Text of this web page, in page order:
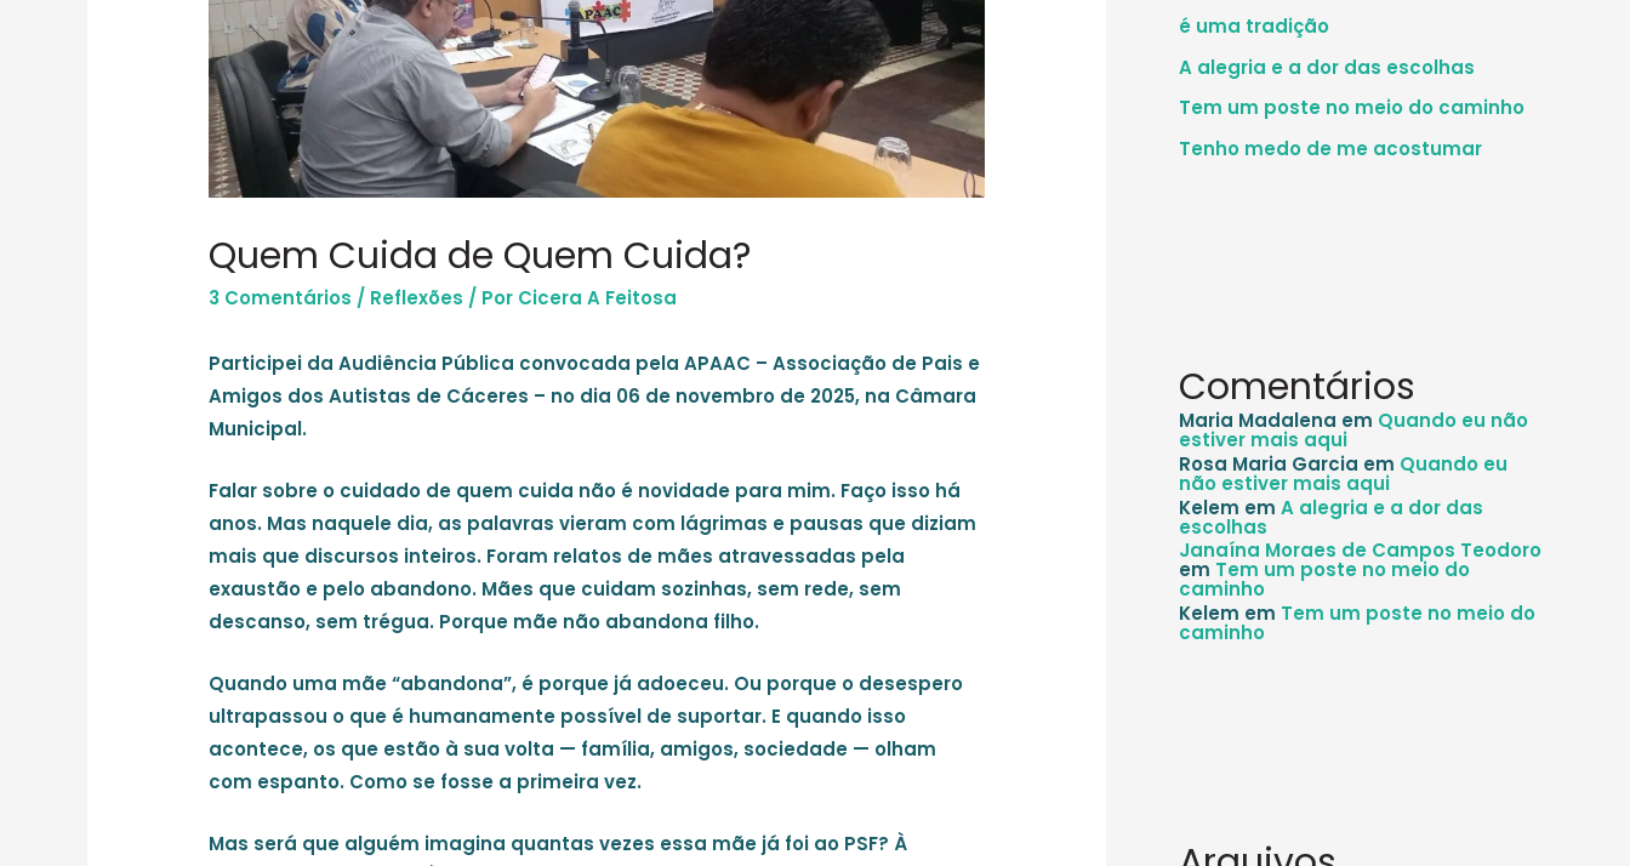
Quem Cuida de Quem Cuida?
3 Comentários / Reflexões / Por Cicera A Feitosa
Participei da Audiência Pública convocada pela APAAC – Associação de Pais e
Amigos dos Autistas de Cáceres – no dia 06 de novembro de 2025, na Câmara
Municipal.
Falar sobre o cuidado de quem cuida não é novidade para mim. Faço isso há
anos. Mas naquele dia, as palavras vieram com lágrimas e pausas que diziam
mais que discursos inteiros. Foram relatos de mães atravessadas pela
exaustão e pelo abandono. Mães que cuidam sozinhas, sem rede, sem
descanso, sem trégua. Porque mãe não abandona filho.
Quando uma mãe “abandona”, é porque já adoeceu. Ou porque o desespero
ultrapassou o que é humanamente possível de suportar. E quando isso
acontece, os que estão à sua volta — família, amigos, sociedade — olham
com espanto. Como se fosse a primeira vez.
Mas será que alguém imagina quantas vezes essa mãe já foi ao PSF? À
é uma tradição
A alegria e a dor das escolhas
Tem um poste no meio do caminho
Tenho medo de me acostumar
Comentários
Maria Madalena em Quando eu não
estiver mais aqui
Rosa Maria Garcia em Quando eu
não estiver mais aqui
Kelem em A alegria e a dor das
escolhas
Janaína Moraes de Campos Teodoro
em Tem um poste no meio do
caminho
Kelem em Tem um poste no meio do
caminho